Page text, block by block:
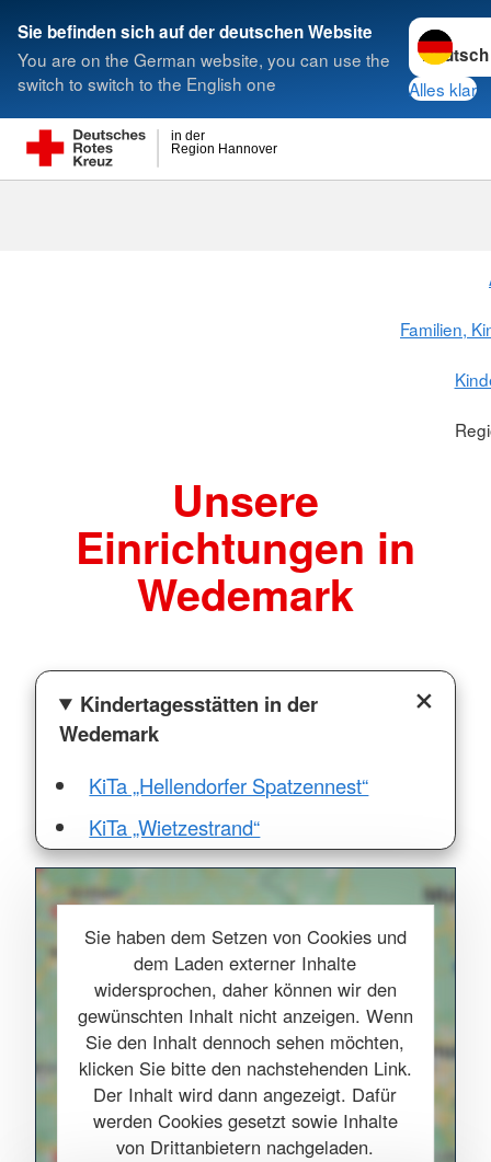
Sie befinden sich auf der deutschen Website
You are on the German website, you can use the
switch to switch to the English one
Sprache
Alles klar
Region Hannover
in der
Suche
Familien,
Unsere
Einrichtungen in
Wedemark
Kindertagesstätten in der
Wedemark
KiTa „Hellendorfer Spatzennest“
KiTa „Wietzestrand“
Sie haben dem Setzen von Cookies und
dem Laden externer Inhalte
widersprochen, daher können wir den
gewünschten Inhalt nicht anzeigen. Wenn
Sie den Inhalt dennoch sehen möchten,
klicken Sie bitte den nachstehenden Link.
Der Inhalt wird dann angezeigt. Dafür
werden Cookies gesetzt sowie Inhalte
von Drittanbietern nachgeladen.